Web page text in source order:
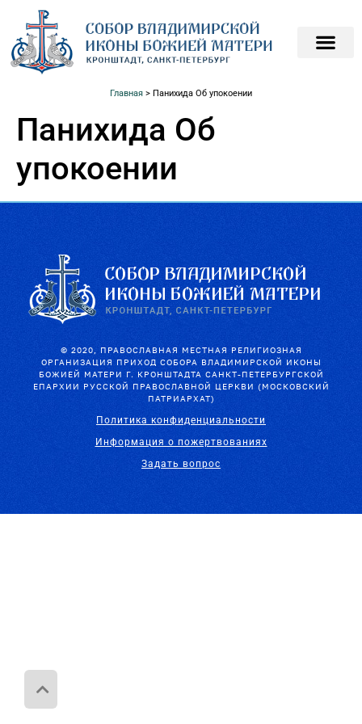
Главная > Панихида Об упокоении
Панихида Об
упокоении
© 2020, ПРАВОСЛАВНАЯ МЕСТНАЯ РЕЛИГИОЗНАЯ
ОРГАНИЗАЦИЯ ПРИХОД СОБОРА ВЛАДИМИРСКОЙ ИКОНЫ
БОЖИЕЙ МАТЕРИ Г. КРОНШТАДТА САНКТ-ПЕТЕРБУРГСКОЙ
ЕПАРХИИ РУССКОЙ ПРАВОСЛАВНОЙ ЦЕРКВИ (МОСКОВСКИЙ
ПАТРИАРХАТ)
Политика конфиденциальности
Информация о пожертвованиях
Задать вопрос